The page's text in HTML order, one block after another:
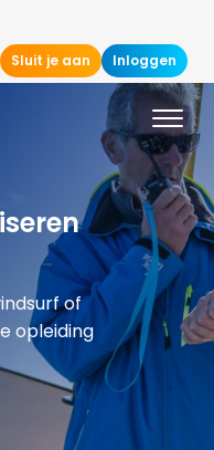
Sluit je aan Inloggen
of
opleiding